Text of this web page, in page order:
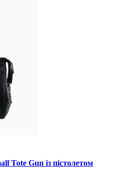
Tote Gun із пістолетом